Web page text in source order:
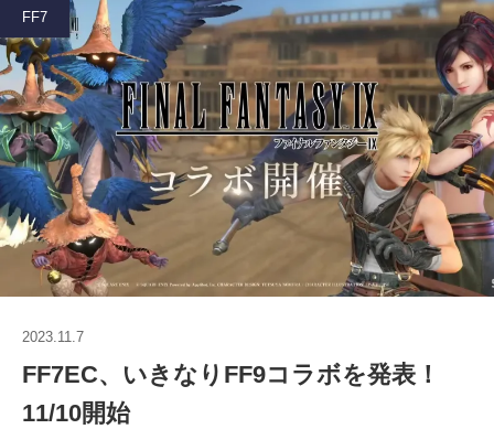
FF7
2023.11.7
FF7EC、いきなりFF9コラボを発表！
11/10開始